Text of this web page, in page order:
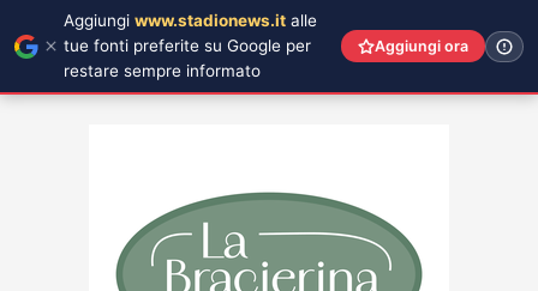
Aggiungi www.stadionews.it alle
tue fonti preferite su Google per
restare sempre informato
Aggiungi ora